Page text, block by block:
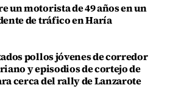
un motorista de 49 años en un
de tráfico en Haría
pollos jóvenes de corredor
y episodios de cortejo de
cerca del rally de Lanzarote